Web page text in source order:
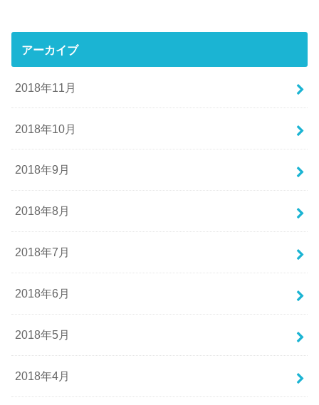
アーカイブ
2018年11月
2018年10月
2018年9月
2018年8月
2018年7月
2018年6月
2018年5月
2018年4月